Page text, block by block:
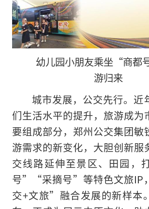
幼儿园小朋友乘坐“商都
游归来
城市发展，公交先行。近
们生活水平的提升，旅游成为
要组成部分，郑州公交集团敏
游需求的新变化，大胆创新服
交线路延伸至景区、田园，
号”“采摘号”等特色文旅IP
交+文旅”融合发展的新样本